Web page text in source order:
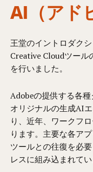
AI（アド
王堂のイントロダク
Creative Cloudツール
を行いました。
Adobeの提供する各
オリジナルの生成AI
り、近年、ワークフ
ります。主要な各ア
ツールとの往復を必
レスに組み込まれてい